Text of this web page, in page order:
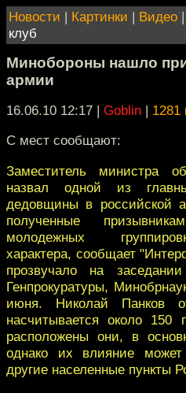
Новости | Картинки | Видео |
клуб
Минобороны нашло
армии
16.06.10 12:17 | Goblin | 1281
С мест сообщают:
Заместитель министра
назвал одной из
дедовщины в российской
полученные
молодежных
характера, сообщает
прозвучало на
Генпрокуратуры,
июня. Николай Панков
насчитывается около 150
расположены они, в
однако их влияние
другие населенные пункты